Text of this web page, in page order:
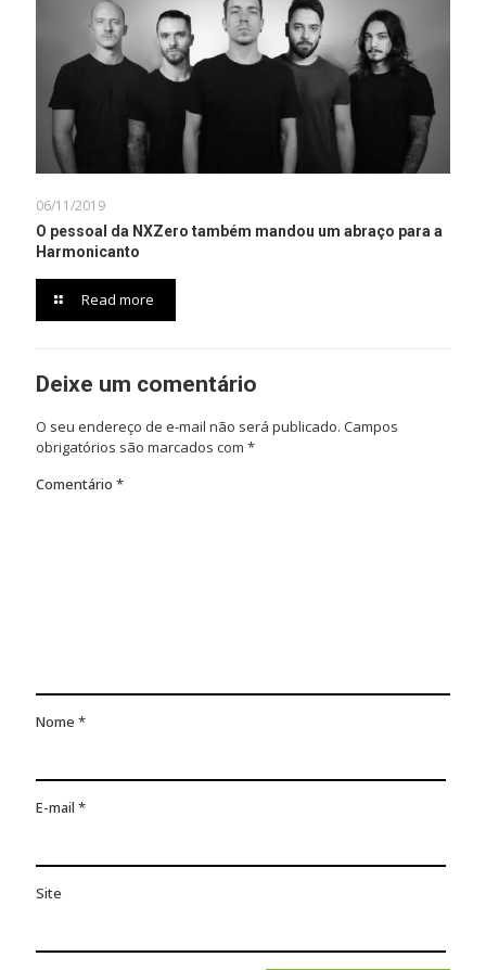
06/11/2019
O pessoal da NXZero também mandou um abraço para a
Harmonicanto
Read more
Deixe um comentário
O seu endereço de e-mail não será publicado. Campos
obrigatórios são marcados com *
Comentário *
Nome *
E-mail *
Site